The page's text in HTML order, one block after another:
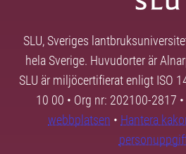
SLU, Sveriges
hela Sverige. Huvudorter är
SLU är miljöcertifierat enligt ISO
10 00 • Org nr: 202100-2817 •
webbplatsen • Hantera